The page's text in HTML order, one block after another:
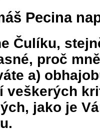
Pecina
Čulíku,
proč
a)
veškerých
jako je